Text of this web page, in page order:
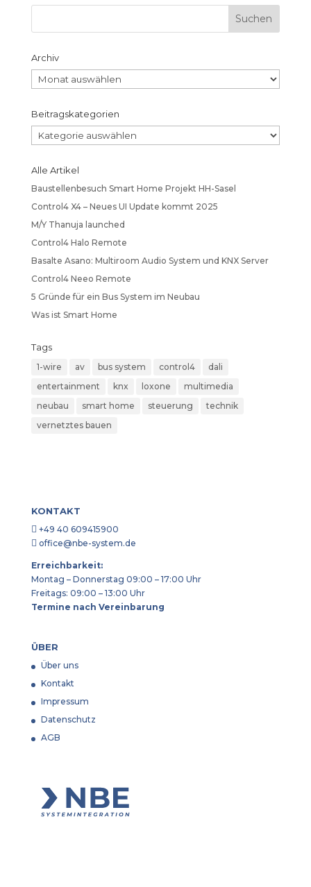
Archiv
Archiv
Beitragskategorien
Beitragskategorien
Alle Artikel
Baustellenbesuch Smart Home Projekt HH-Sasel
Control4 X4 – Neues UI Update kommt 2025
M/Y Thanuja launched
Control4 Halo Remote
Basalte Asano: Multiroom Audio System und KNX Server
Control4 Neeo Remote
5 Gründe für ein Bus System im Neubau
Was ist Smart Home
Tags
1-wire av bus system control4
dali
entertainment
knx loxone
multimedia
neubau
smart home steuerung
technik
vernetztes bauen
KONTAKT
 +49 40 609415900
 office@nbe-system.de
Erreichbarkeit:
Montag – Donnerstag 09:00 – 17:00 Uhr
Freitags: 09:00 – 13:00 Uhr
Termine nach Vereinbarung
ÜBER
Über uns
Kontakt
Impressum
Datenschutz
AGB